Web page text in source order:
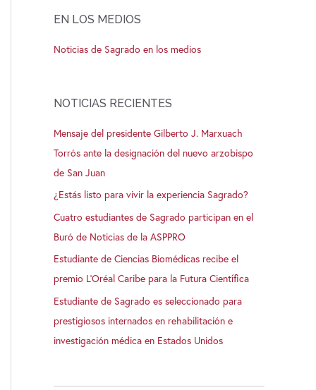
EN LOS MEDIOS
Noticias de Sagrado en los medios
NOTICIAS RECIENTES
Mensaje del presidente Gilberto J. Marxuach
Torrós ante la designación del nuevo arzobispo
de San Juan
¿Estás listo para vivir la experiencia Sagrado?
Cuatro estudiantes de Sagrado participan en el
Buró de Noticias de la ASPPRO
Estudiante de Ciencias Biomédicas recibe el
premio L’Oréal Caribe para la Futura Científica
Estudiante de Sagrado es seleccionado para
prestigiosos internados en rehabilitación e
investigación médica en Estados Unidos